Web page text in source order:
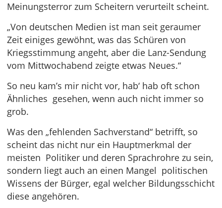
Meinungsterror zum Scheitern verurteilt scheint.
„Von deutschen Medien ist man seit geraumer
Zeit einiges gewöhnt, was das Schüren von
Kriegsstimmung angeht, aber die Lanz-Sendung
vom Mittwochabend zeigte etwas Neues.“
So neu kam’s mir nicht vor, hab‘ hab oft schon
Ähnliches gesehen, wenn auch nicht immer so
grob.
Was den „fehlenden Sachverstand“ betrifft, so
scheint das nicht nur ein Hauptmerkmal der
meisten Politiker und deren Sprachrohre zu sein,
sondern liegt auch an einen Mangel politischen
Wissens der Bürger, egal welcher Bildungsschicht
diese angehören.